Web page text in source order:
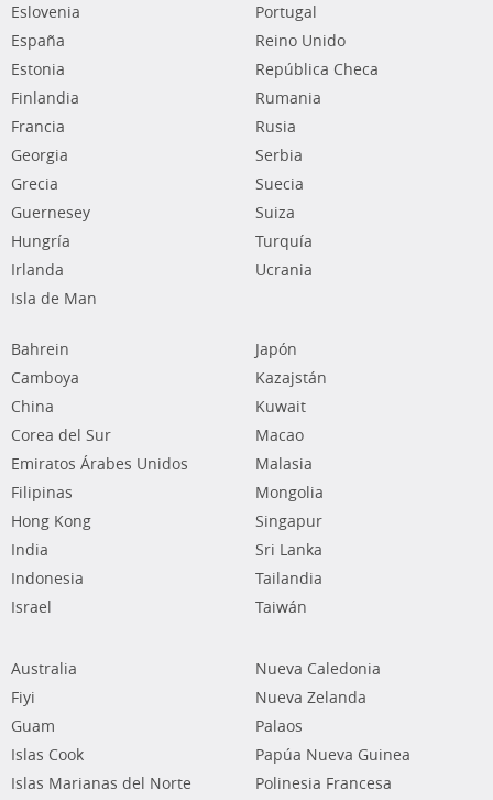
Eslovenia
España
Estonia
Finlandia
Francia
Georgia
Grecia
Guernesey
Hungría
Irlanda
Isla de Man
Portugal
Reino Unido
República Checa
Rumania
Rusia
Serbia
Suecia
Suiza
Turquía
Ucrania
Bahrein
Camboya
China
Corea del Sur
Emiratos Árabes Unidos
Filipinas
Hong Kong
India
Indonesia
Israel
Japón
Kazajstán
Kuwait
Macao
Malasia
Mongolia
Singapur
Sri Lanka
Tailandia
Taiwán
Australia
Fiyi
Guam
Islas Cook
Islas Marianas del Norte
Nueva Caledonia
Nueva Zelanda
Palaos
Papúa Nueva Guinea
Polinesia Francesa